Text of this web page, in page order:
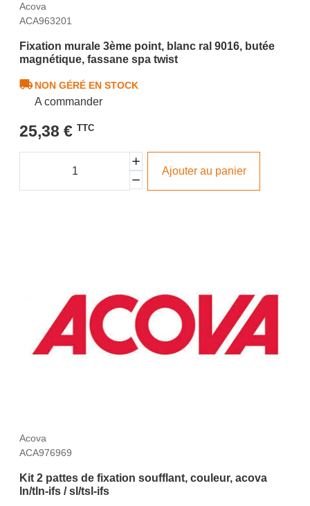
Acova
ACA963201
Fixation murale 3ème point, blanc ral 9016, butée
magnétique, fassane spa twist
NON GÉRÉ EN STOCK
A commander
25,38 € TTC
Ajouter au panier
Acova
ACA976969
Kit 2 pattes de fixation soufflant, couleur, acova
ln/tln-ifs / sl/tsl-ifs